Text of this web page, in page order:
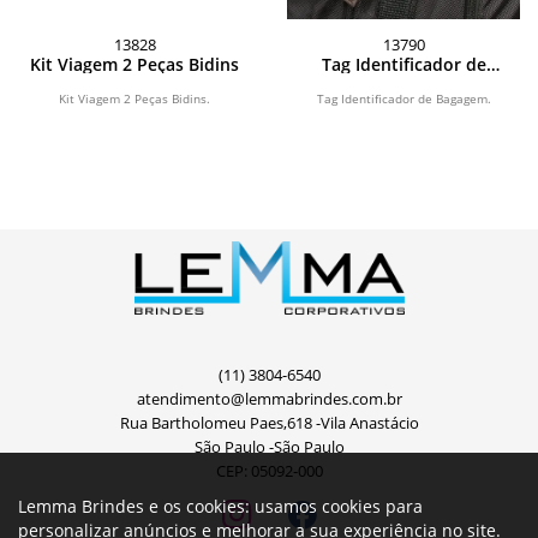
13828
Kit Viagem 2 Peças Bidins
Kit Viagem 2 Peças Bidins.
13790
Tag Identificador de
Tag Identificador de Bagagem.
(11) 3804-6540
atendimento@lemmabrindes.com.br
Rua Bartholomeu Paes,618 -Vila Anastácio
São Paulo -São Paulo
CEP: 05092-000
Lemma Brindes e os cookies: usamos cookies para
personalizar anúncios e melhorar a sua experiência no site.